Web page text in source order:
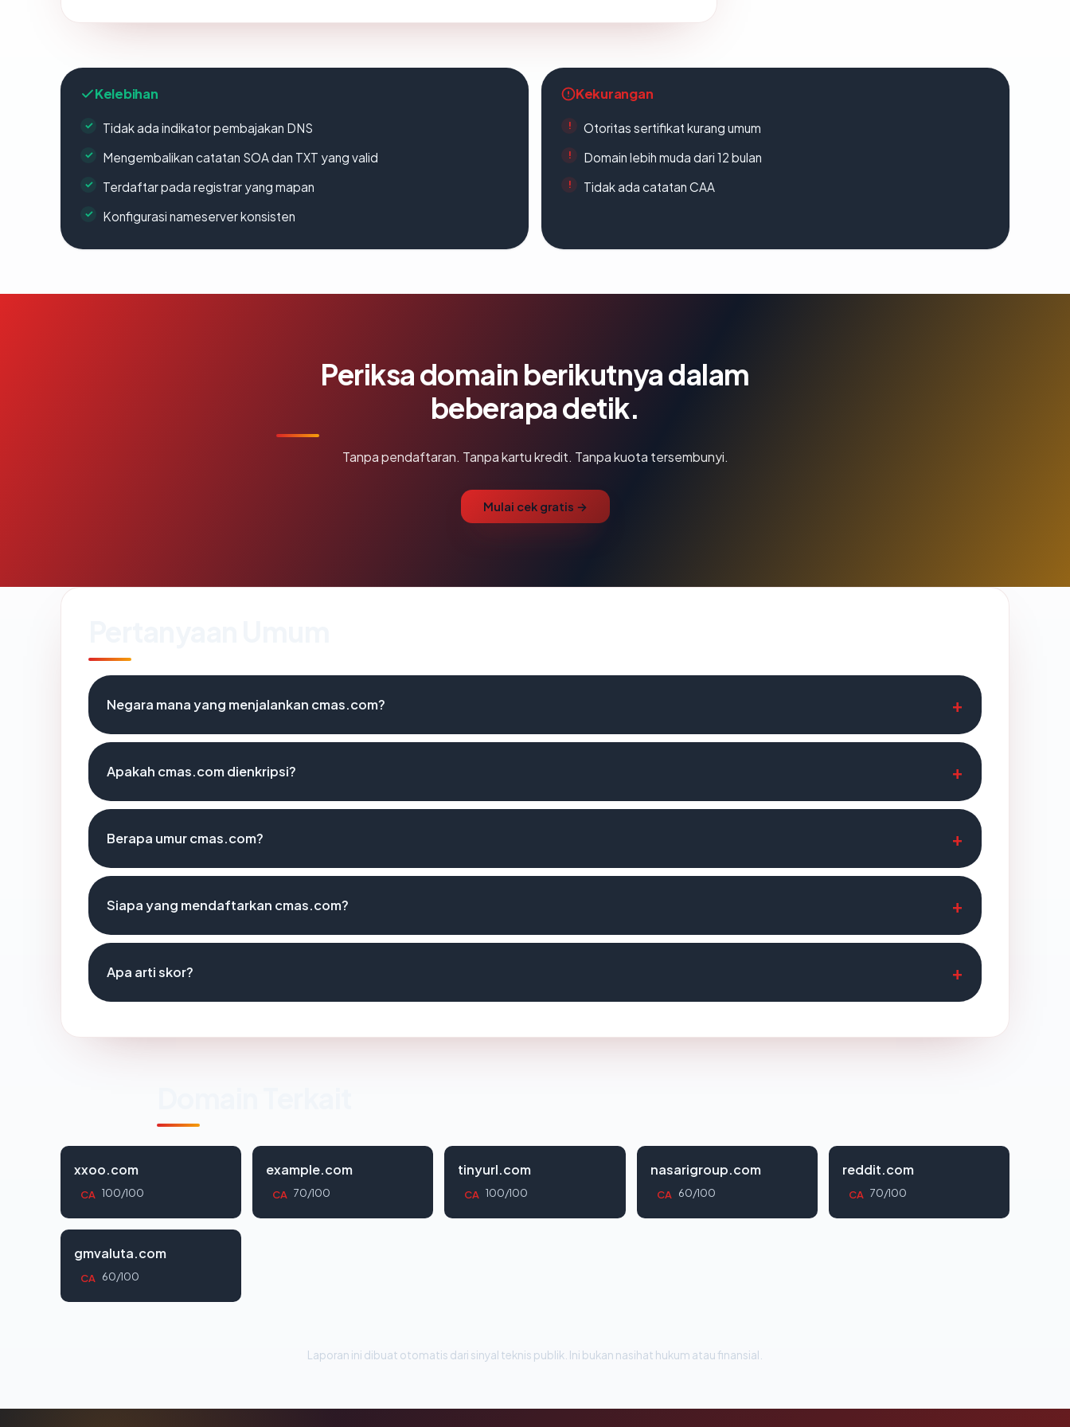
Kelebihan
Tidak ada indikator pembajakan DNS
Mengembalikan catatan SOA dan TXT yang valid
Terdaftar pada registrar yang mapan
Konfigurasi nameserver konsisten
Kekurangan
Otoritas sertifikat kurang umum
Domain lebih muda dari 12 bulan
Tidak ada catatan CAA
Periksa domain berikutnya dalam
beberapa detik.
Tanpa pendaftaran. Tanpa kartu kredit. Tanpa kuota tersembunyi.
Mulai cek gratis →
Negara mana yang menjalankan cmas.com?
Apakah cmas.com dienkripsi?
Berapa umur cmas.com?
Siapa yang mendaftarkan cmas.com?
Apa arti skor?
xxoo.com
CA 100/100
example.com
CA 70/100
tinyurl.com
CA 100/100
nasarigroup.com
CA 60/100
reddit.com
CA 70/100
gmvaluta.com
CA 60/100
Laporan ini dibuat otomatis dari sinyal teknis publik. Ini bukan nasihat hukum atau finansial.